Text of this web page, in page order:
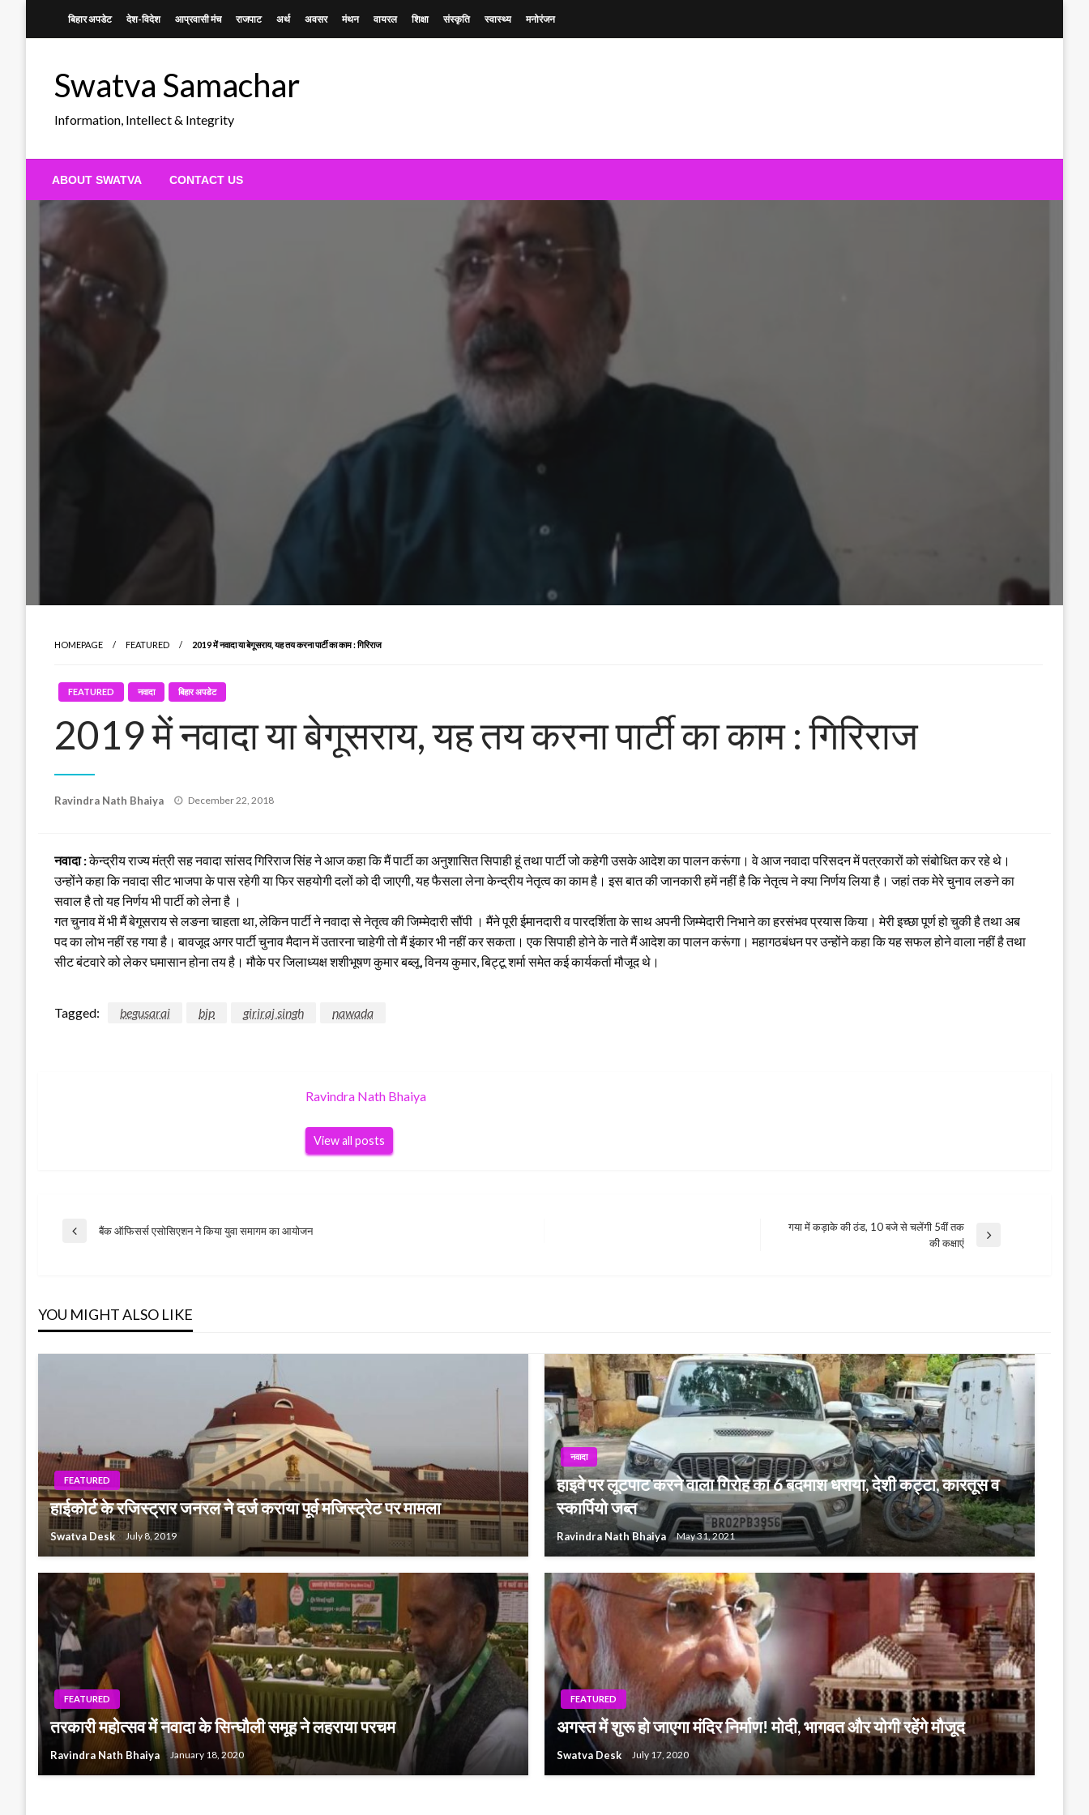
बिहार अपडेट देश-विदेश आप्रवासी मंच राजपाट अर्थ अवसर मंथन वायरल शिक्षा संस्कृति स्वास्थ्य मनोरंजन
Swatva Samachar
Information, Intellect & Integrity
ABOUT SWATVA CONTACT US
HOMEPAGE FEATURED 2019 में नवादा या बेगूसराय, यह तय करना पार्टी का काम : गिरिराज
FEATURED नवादा बिहार अपडेट
2019 में नवादा या बेगूसराय, यह तय करना पार्टी का काम : गिरिराज
Ravindra Nath Bhaiya
Posted
December 22, 2018
नवादा :केन्द्रीय राज्य मंत्री सह नवादा सांसद गिरिराज सिंह ने आज कहा कि मैं पार्टी का अनुशासित सिपाही हूं तथा पार्टी जो कहेगी उसके आदेश का पालन करूंगा। वे आज नवादा परिसदन में पत्रकारों को संबोधित कर रहे थे।
उन्होंने कहा कि नवादा सीट भाजपा के पास रहेगी या फिर सहयोगी दलों को दी जाएगी, यह फैसला लेना केन्द्रीय नेतृत्व का काम है। इस बात की जानकारी हमें नहीं है कि नेतृत्व ने क्या निर्णय लिया है। जहां तक मेरे चुनाव लङने का
सवाल है तो यह निर्णय भी पार्टी को लेना है ।
गत चुनाव में भी मैं बेगूसराय से लङना चाहता था, लेकिन पार्टी ने नवादा से नेतृत्व की जिम्मेदारी सौंपी । मैंने पूरी ईमानदारी व पारदर्शिता के साथ अपनी जिम्मेदारी निभाने का हरसंभव प्रयास किया। मेरी इच्छा पूर्ण हो चुकी है तथा अब
पद का लोभ नहीं रह गया है। बावजूद अगर पार्टी चुनाव मैदान में उतारना चाहेगी तो मैं इंकार भी नहीं कर सकता। एक सिपाही होने के नाते मैं आदेश का पालन करूंगा। महागठबंधन पर उन्होंने कहा कि यह सफल होने वाला नहीं है तथा
सीट बंटवारे को लेकर घमासान होना तय है। मौके पर जिलाध्यक्ष शशीभूषण कुमार बब्लू, विनय कुमार, बिट्टू शर्मा समेत कई कार्यकर्ता मौजूद थे।
Tagged: begusarai bjp giriraj singh nawada
Ravindra Nath Bhaiya
View all posts
Post
Previous
बैंक ऑफिसर्स एसोसिएशन ने किया युवा समागम का आयोजन
गया में कड़ाके की ठंड, 10 बजे से चलेंगी 5वीं तक
की कक्षाएं
YOU MIGHT ALSO LIKE
FEATURED
हाईकोर्ट के रजिस्ट्रार जनरल ने दर्ज कराया पूर्व मजिस्ट्रेट पर मामला
Swatva Desk July 8, 2019
नवादा
हाइवे पर लूटपाट करने वाला गिरोह का 6 बदमाश धराया, देशी कट्टा, कारतूस व
स्कार्पियो जब्त
Ravindra Nath Bhaiya May 31, 2021
FEATURED
तरकारी महोत्सव में नवादा के सिन्घौली समूह ने लहराया परचम
Ravindra Nath Bhaiya January 18, 2020
FEATURED
अगस्त में शुरू हो जाएगा मंदिर निर्माण! मोदी, भागवत और योगी रहेंगे मौजूद
Swatva Desk July 17, 2020